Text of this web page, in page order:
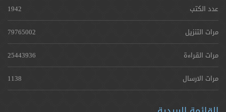
عدد الكتب
1942
مرات التنزيل
79765002
مرات القراءة
25443936
مرات الارسال
1138